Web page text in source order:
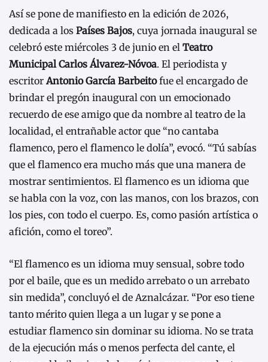
Así se pone de manifiesto en la edición de 2026,
dedicada a los Países Bajos, cuya jornada inaugural se
celebró este miércoles 3 de junio en el Teatro
Municipal Carlos Álvarez-Nóvoa. El periodista y
escritorAntonio García Barbeitofue el encargado de
brindar el pregón inaugural con un emocionado
recuerdo de ese amigo que da nombre al teatro de la
localidad, el entrañable actor que “no cantaba
flamenco, pero el flamenco le dolía”, evocó. “Tú sabías
que el flamenco era mucho más que una manera de
mostrar sentimientos. El flamenco es un idioma que
se habla con la voz, con las manos, con los brazos, con
los pies, con todo el cuerpo. Es, como pasión artística o
afición, como el toreo”.
“El flamenco es un idioma muy sensual, sobre todo
por el baile, que es un medido arrebato o un arrebato
sin medida”, concluyó el de Aznalcázar. “Por eso tiene
tanto mérito quien llega a un lugar y se pone a
estudiar flamenco sin dominar su idioma. No se trata
de la ejecución más o menos perfecta del cante, el